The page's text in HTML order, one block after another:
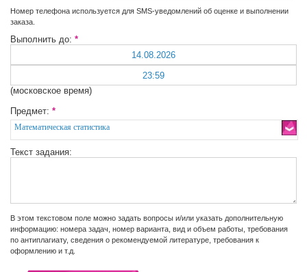
Номер телефона используется для SMS-уведомлений об оценке и выполнении
заказа.
Выполнить до: *
(московское время)
Предмет: *
Математическая статистика
Текст задания:
В этом текстовом поле можно задать вопросы и/или указать дополнительную
информацию: номера задач, номер варианта, вид и объем работы, требования
по антиплагиату, сведения о рекомендуемой литературе, требования к
оформлению и т.д.